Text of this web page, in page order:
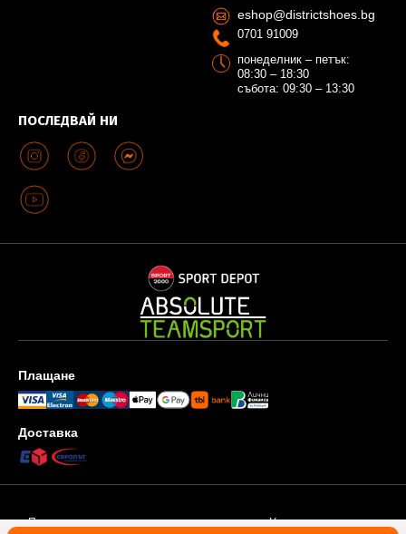
ПОСЛЕДВАЙ НИ
eshop@districtshoes.bg
0701 91009
понеделник – петък:
08:30 – 18:30
събота: 09:30 – 13:30
Плащане
Доставка
Поверителност и защита на личните данни
Условия за ползване